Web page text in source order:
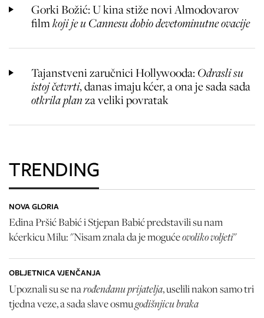
Gorki Božić: U kina stiže novi Almodovarov
filmkoji je uCannesu dobio devetominutne ovacije
Tajanstveni zaručnici Hollywooda: Odrasli su
istoj četvrti, danas imaju kćer, a ona je sada sada
otkrila planza veliki povratak
TRENDING
NOVA GLORIA
Edina Pršić Babić i Stjepan Babić predstavili su nam
kćerkicu Milu: "Nisam znala da je mogućeovoliko voljeti"
OBLJETNICA VJENČANJA
Upoznali su se narođendanu prijatelja, uselili nakon samo tri
tjedna veze, a sada slave osmugodišnjicu braka